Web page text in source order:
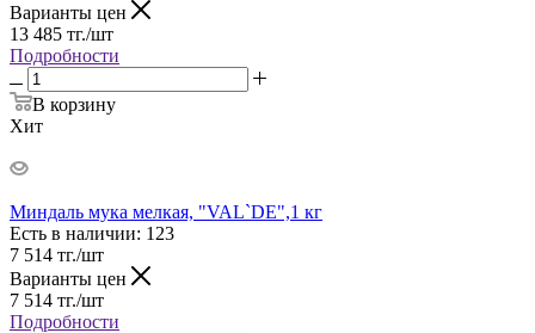
Варианты цен
13 485 тг./шт
Подробности
В корзину
Хит
Миндаль мука мелкая, "VAL`DE",1 кг
Есть в наличии: 123
7 514 тг./шт
Варианты цен
7 514 тг./шт
Подробности